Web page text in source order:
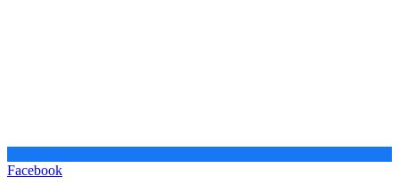
Facebook